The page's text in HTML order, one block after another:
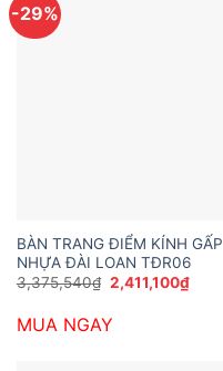
-29%
BÀN TRANG ĐIỂM KÍNH GẤP
NHỰA ĐÀI LOAN TĐR06
3,375,540₫ Giá
gốc
3,375,540₫.
2,411,100₫Giá
hiện
MUA NGAY